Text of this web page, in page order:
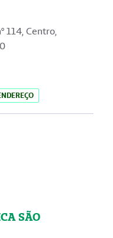
114, Centro,
SÃO